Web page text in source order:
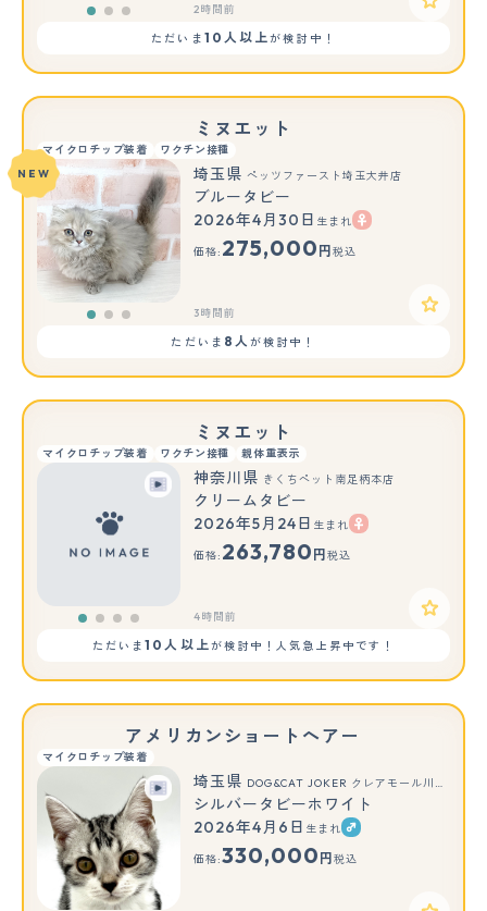
2時間前
ただいま 10人以上が検討中！
ミヌエット
マイクロチップ装着 ワクチン接種
もっと見る
NEW 埼玉県 ペッツファースト埼玉大井店
ブルータビー
2026年4月30日 生まれ
価格: 275,000 円税込
3時間前
ただいま 8人が検討中！
ミヌエット
マイクロチップ装着 ワクチン接種 親体重表示
神奈川県 きくちペット南足柄本店
クリームタビー
2026年5月24日 生まれ
価格: 263,780 円税込
4時間前
ただいま10人以上が検討中！人気急上昇中です！
アメリカンショートヘアー
マイクロチップ装着
もっと見る
埼玉県
シルバータビーホワイト
2026年4月6日 生まれ
価格:330,000 円税込